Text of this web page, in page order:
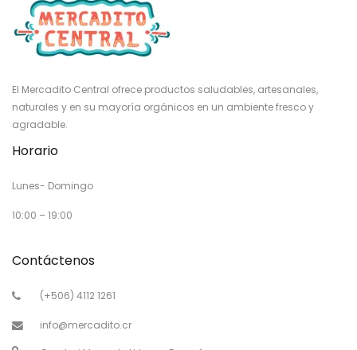
El Mercadito Central ofrece productos saludables, artesanales,
naturales y en su mayoría orgánicos en un ambiente fresco y
agradable.
Horario
Lunes- Domingo
10:00 – 19:00
Contáctenos
(+506) 4112 1261
info@mercadito.cr